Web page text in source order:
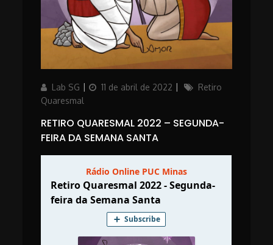
AuthorLab SG
Updated
11 de abril de 2022 Categories
Retiro
Quaresmal
RETIRO QUARESMAL 2022 – SEGUNDA-
FEIRA DA SEMANA SANTA